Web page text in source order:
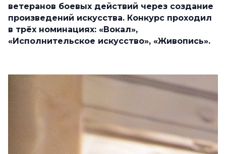
ветеранов боевых действий через создание
произведений искусства. Конкурс проходил
в трёх номинациях: «Вокал»,
«Исполнительское искусство», «Живопись».